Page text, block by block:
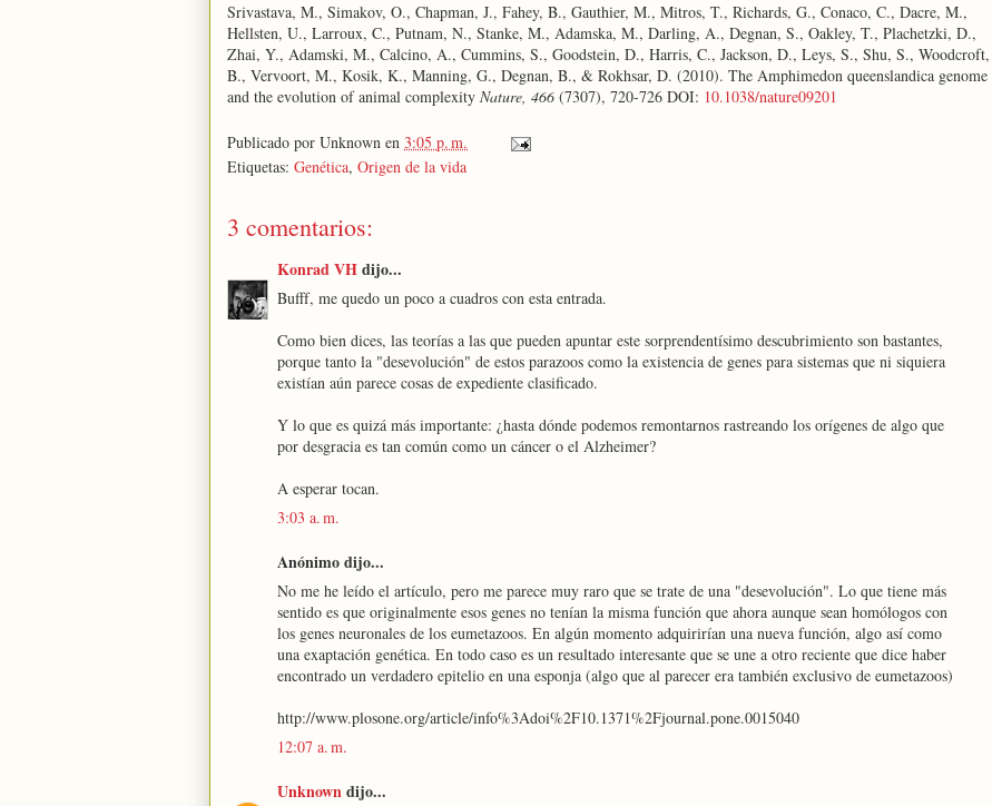
Srivastava, M., Simakov, O., Chapman, J., Fahey, B., Gauthier, M., Mitros, T., Richards, G., Conaco, C., Dacre, M.,
Hellsten, U., Larroux, C., Putnam, N., Stanke, M., Adamska, M., Darling, A., Degnan, S., Oakley, T., Plachetzki, D.,
Zhai, Y., Adamski, M., Calcino, A., Cummins, S., Goodstein, D., Harris, C., Jackson, D., Leys, S., Shu, S., Woodcroft,
B., Vervoort, M., Kosik, K., Manning, G., Degnan, B., & Rokhsar, D. (2010). The Amphimedon queenslandica genome
and the evolution of animal complexity Nature, 466 (7307), 720-726 DOI: 10.1038/nature09201
Publicado por Unknown en 3:05 p. m.
Etiquetas: Genética, Origen de la vida
3 comentarios:
Konrad VHdijo...
Bufff, me quedo un poco a cuadros con esta entrada.
Como bien dices, las teorías a las que pueden apuntar este sorprendentísimo descubrimiento son bastantes,
porque tanto la "desevolución" de estos parazoos como la existencia de genes para sistemas que ni siquiera
existían aún parece cosas de expediente clasificado.
Y lo que es quizá más importante: ¿hasta dónde podemos remontarnos rastreando los orígenes de algo que
por desgracia es tan común como un cáncer o el Alzheimer?
A esperar tocan.
3:03 a. m.
Anónimo dijo...
No me he leído el artículo, pero me parece muy raro que se trate de una "desevolución". Lo que tiene más
sentido es que originalmente esos genes no tenían la misma función que ahora aunque sean homólogos con
los genes neuronales de los eumetazoos. En algún momento adquirirían una nueva función, algo así como
una exaptación genética. En todo caso es un resultado interesante que se une a otro reciente que dice haber
encontrado un verdadero epitelio en una esponja (algo que al parecer era también exclusivo de eumetazoos)
http://www.plosone.org/article/info%3Adoi%2F10.1371%2Fjournal.pone.0015040
12:07 a. m.
Unknowndijo...